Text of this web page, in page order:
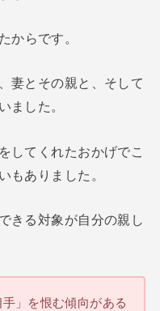
からです。
妻とその親と、そして
ました。
してくれたおかげでこ
もありました。
きる対象が自分の親し
」を恨む傾向がある